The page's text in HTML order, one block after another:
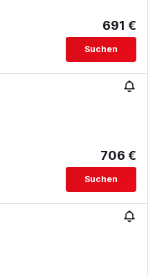
691 €
Suchen
706 €
Suchen